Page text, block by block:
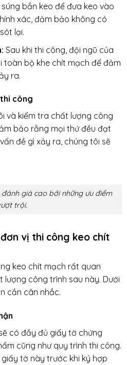
súng bắn keo để đưa keo vào
xác, đảm bảo không có
lại.
Sau khi thi công, đội ngũ của
toàn bộ khe chít mạch để đảm
ra.
công
và kiểm tra chất lượng công
bảo rằng mọi thứ đều đạt
đề gì xảy ra, chúng tôi sẽ
giá cao bởi những ưu điểm
trội.
vị thi công keo chít
keo chít mạch rất quan
công trình sau này. Dưới
cần cân nhắc.
có đầy đủ giấy tờ chứng
cũng như quy trình thi công.
tờ này trước khi ký hợp